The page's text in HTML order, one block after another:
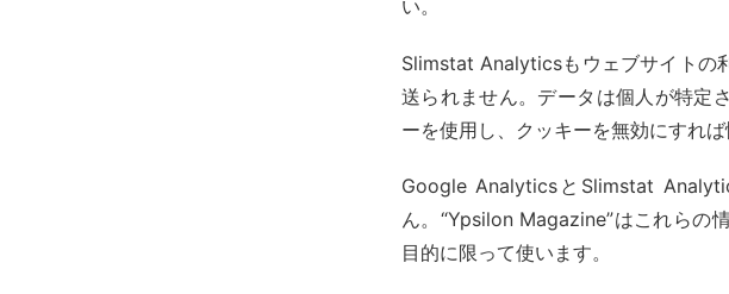
い。
Slimstat Analyticsもウェブサイトの
送られません。データは個人が特定
ーを使用し、クッキーを無効にすれば
Google AnalyticsとSlimstat
ん。“Ypsilon Magazine”はこれらの
目的に限って使います。